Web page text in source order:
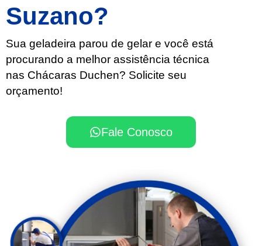
Suzano?
Sua geladeira parou de gelar e você está
procurando a melhor assistência técnica
nas Chácaras Duchen? Solicite seu
orçamento!
Fale Conosco